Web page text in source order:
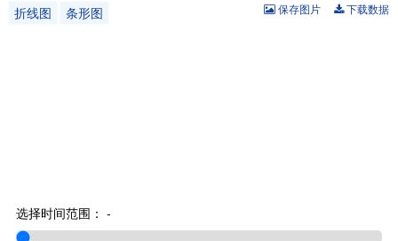
折线图 条形图 下载数据
保存图片
选择时间范围： -